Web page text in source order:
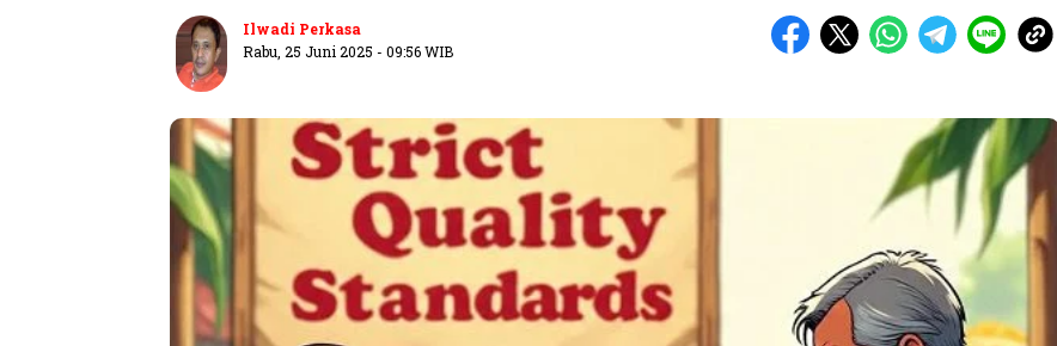
Ilwadi Perkasa
Rabu, 25 Juni 2025 - 09:56 WIB